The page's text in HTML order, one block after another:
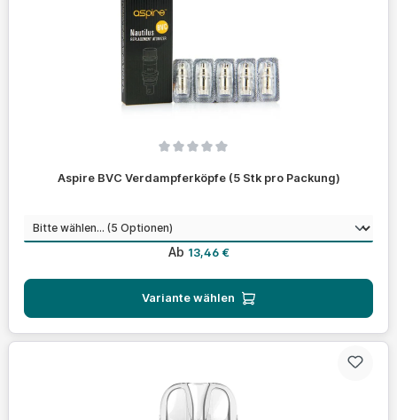
Aspire BVC Verdampferköpfe (5 Stk pro Packung)
Widerstandauswählen
Regulärer Preis:
Ab 13,46 €
Variante wählen